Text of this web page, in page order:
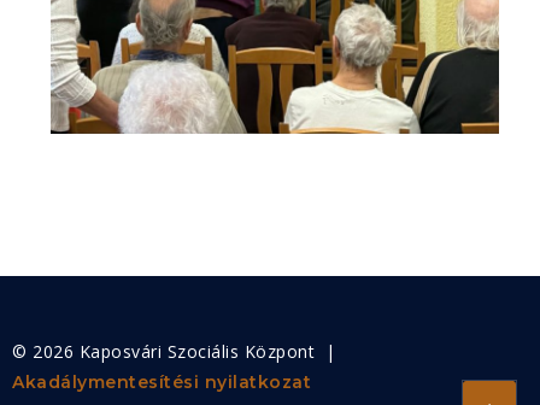
© 2026 Kaposvári Szociális Központ |
Akadálymentesítési nyilatkozat